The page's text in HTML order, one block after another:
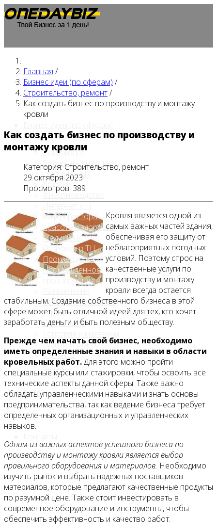
Главная
Автобизнес
Бизнес на животных
Гостиничный
Детские
Животноводство
Кафе / ресторан
Красота и здоровье
Медицина
Островки в ТЦ
Производство
Промышленное
производство
Сельское хозяйство
Строительство, ремонт
Сфера услуг
Туризм и отдых
Финансы
Хобби
Блог
Главная /
Бизнес идеи (по сферам) /
Строительство, ремонт/
Как создать бизнес по производству и монтажу
кровли
Как создать бизнес по производству и
монтажу кровли
Категория: Строительство, ремонт
29 октября 2023
Просмотров: 389
Кровля является одной из
самых важных частей здания,
обеспечивая его защиту от
неблагоприятных погодных
условий. Поэтому спрос на
качественные услуги по
производству и монтажу
кровли всегда остается
стабильным. Создание собственного бизнеса в этой
сфере может быть отличной идеей для тех, кто хочет
заработать деньги и быть полезным обществу.
Прежде чем начать свой бизнес, необходимо
иметь определенные знания и навыки в области
кровельных работ.Для этого можно пройти
специальные курсы или стажировки, чтобы освоить все
технические аспекты данной сферы. Также важно
обладать управленческими навыками и знать основы
предпринимательства, так как ведение бизнеса требует
определенных организационных и управленческих
навыков.
Одним из важных аспектов успешного бизнеса по
производству и монтажу кровли является выбор
правильного оборудования и материалов. Необходимо
изучить рынок и выбрать надежных поставщиков
материалов, которые предлагают качественные продукты
по разумной цене. Также стоит инвестировать в
современное оборудование и инструменты, чтобы
обеспечить эффективность и качество работ.